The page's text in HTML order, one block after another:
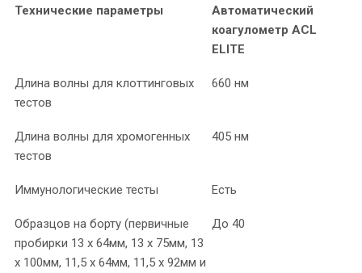
Технические параметры
Автоматический
коагулометр ACL
ELITE
Длина волны для клоттинговых
тестов
660 нм
Длина волны для хромогенных
тестов
405 нм
Иммунологические тесты Есть
Образцов на борту (первичные
пробирки 13 х 64мм, 13 х 75мм, 13
х 100мм, 11,5 х 64мм, 11,5 х 92мм и
До 40